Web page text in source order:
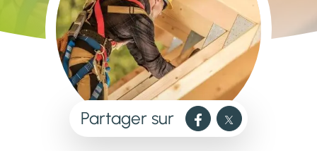
Partager sur